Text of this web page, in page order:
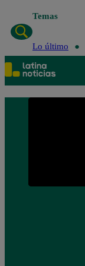
Temas
Lo último